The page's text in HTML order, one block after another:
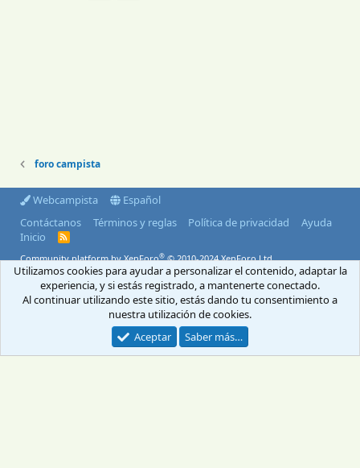
foro campista
Webcampista
Español
Contáctanos
Términos y reglas Política de privacidad
Ayuda
Inicio
R
S
Community platform by XenForo® © 2010-2024 XenForo Ltd.
© 2004-2026 Webcampista.com
Envíanos un email
Aviso Legal
Política de privacidad
Menú profesionales
Política de cookies
Utilizamos cookies para ayudar a personalizar el contenido, adaptar la
experiencia, y si estás registrado, a mantenerte conectado.
Al continuar utilizando este sitio, estás dando tu consentimiento a
nuestra utilización de cookies.
Aceptar
Saber más…